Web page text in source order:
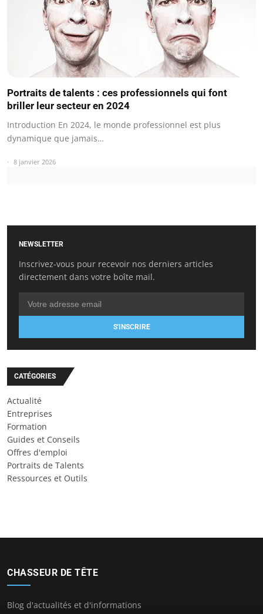
Portraits de talents : ces professionnels qui font
briller leur secteur en 2024
Introduction En 2024, le monde professionnel est plus
dynamique que jamais…
8 janvier 2026
NEWSLETTER
Inscrivez-vous pour recevoir nos derniers articles
directement dans votre boîte mail.
S'INSCRIRE
CATÉGORIES
Actualité
Entreprises
Formation
Guides et Conseils
Offres d'emploi
Portraits de Talents
Ressources et Outils
CHASSEUR DE TÊTE
Blog d'actualités et d'informations